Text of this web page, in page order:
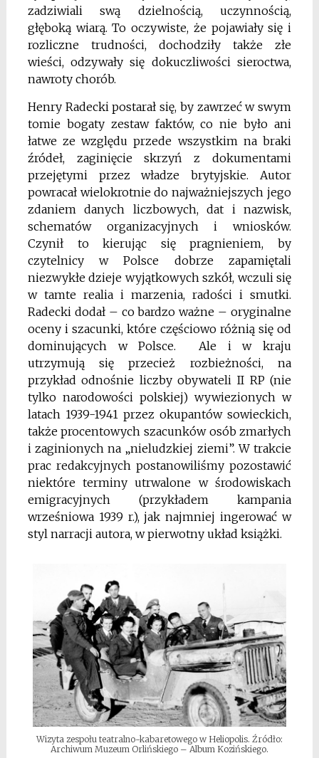
zadziwiali swą dzielnością, uczynnością,
głęboką wiarą. To oczywiste, że pojawiały się i
rozliczne trudności, dochodziły także złe
wieści, odzywały się dokuczliwości sieroctwa,
nawroty chorób.
Henry Radecki postarał się, by zawrzeć w swym
tomie bogaty zestaw faktów, co nie było ani
łatwe ze względu przede wszystkim na braki
źródeł, zaginięcie skrzyń z dokumentami
przejętymi przez władze brytyjskie. Autor
powracał wielokrotnie do najważniejszych jego
zdaniem danych liczbowych, dat i nazwisk,
schematów organizacyjnych i wniosków.
Czynił to kierując się pragnieniem, by
czytelnicy w Polsce dobrze zapamiętali
niezwykłe dzieje wyjątkowych szkół, wczuli się
w tamte realia i marzenia, radości i smutki.
Radecki dodał – co bardzo ważne – oryginalne
oceny i szacunki, które częściowo różnią się od
dominujących w Polsce. Ale i w kraju
utrzymują się przecież rozbieżności, na
przykład odnośnie liczby obywateli II RP (nie
tylko narodowości polskiej) wywiezionych w
latach 1939-1941 przez okupantów sowieckich,
także procentowych szacunków osób zmarłych
i zaginionych na „nieludzkiej ziemi”. W trakcie
prac redakcyjnych postanowiliśmy pozostawić
niektóre terminy utrwalone w środowiskach
emigracyjnych (przykładem kampania
wrześniowa 1939 r.), jak najmniej ingerować w
styl narracji autora, w pierwotny układ książki.
Wizyta zespołu teatralno-kabaretowego w Heliopolis. Źródło:
Archiwum Muzeum Orlińskiego – Album Kozińskiego.